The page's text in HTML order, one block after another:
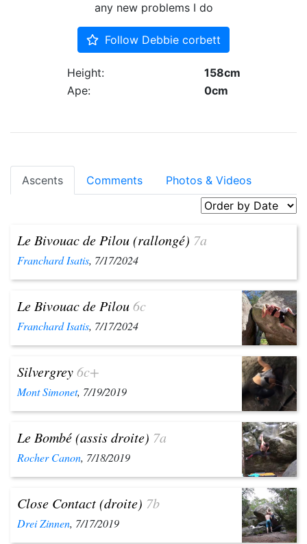
any new problems I do
Follow Debbie corbett
Height:
158cm
Ape:
0cm
Ascents Comments Photos & Videos
Le Bivouac de Pilou (rallongé) 7a
Franchard Isatis, 7/17/2024
Le Bivouac de Pilou6c
Franchard Isatis, 7/17/2024
Silvergrey6c+
Mont Simonet, 7/19/2019
Le Bombé (assis droite) 7a
Rocher Canon, 7/18/2019
Close Contact (droite) 7b
Drei Zinnen, 7/17/2019